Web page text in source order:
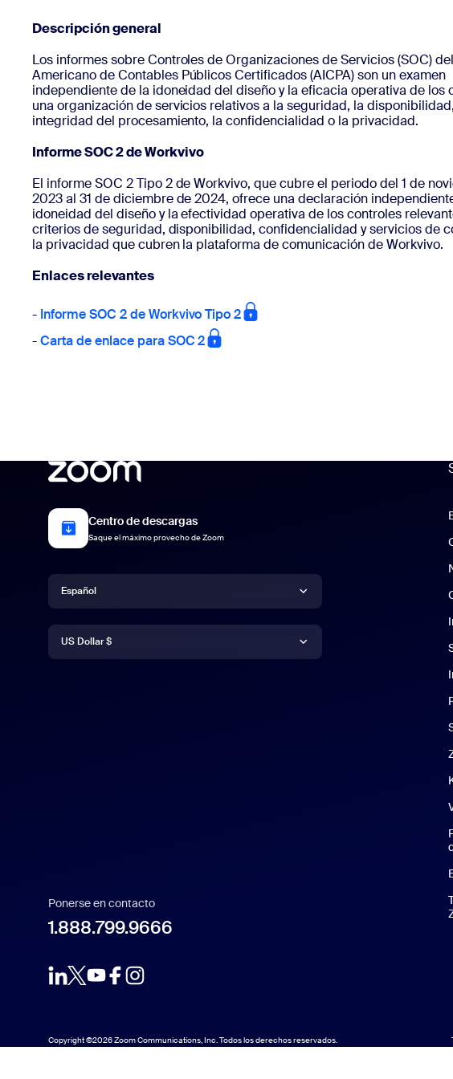
Instalar en el escritorio
Centro de descargas
Iniciar contacto
+1.888.799.9666/ +1.888.303.1012
Descripción general
Los informes sobre Controles de Organizaciones de Servicios (SOC)
Americano de Contables Públicos Certificados (AICPA) son un examen
independiente de la idoneidad del diseño y la eficacia operativa de los
una organización de servicios relativos a la seguridad, la
integridad del procesamiento, la confidencialidad o la privacidad.
Informe SOC 2 de Workvivo
El informe SOC 2 Tipo 2 de Workvivo, que cubre el periodo del 1 de
2023 al 31 de diciembre de 2024, ofrece una declaración
idoneidad del diseño y la efectividad operativa de los controles
criterios de seguridad, disponibilidad, confidencialidad y servicios de
la privacidad que cubren la plataforma de comunicación de Workvivo.
Enlaces relevantes
- Informe SOC 2 de Workvivo Tipo 2
-Carta de enlace para SOC 2
Centro de descargas
Saque el máximo provecho de Zoom
Idioma
Español
Deutsch
Moneda
US Dollar $
Ponerse en contacto
1.888.799.9666
Copyright ©2026 Zoom Communications, Inc. Todos los derechos reservados.